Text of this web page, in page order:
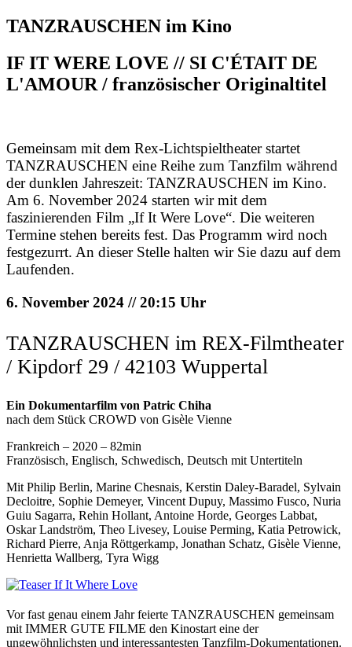
TANZRAUSCHEN im Kino
IF IT WERE LOVE // SI C'ÉTAIT DE
L'AMOUR / französischer Originaltitel
Gemeinsam mit dem Rex-Lichtspieltheater startet
TANZRAUSCHEN eine Reihe zum Tanzfilm während
der dunklen Jahreszeit: TANZRAUSCHEN im Kino.
Am 6. November 2024 starten wir mit dem
faszinierenden Film „If It Were Love“. Die weiteren
Termine stehen bereits fest. Das Programm wird noch
festgezurrt. An dieser Stelle halten wir Sie dazu auf dem
Laufenden.
6. November 2024 // 20:15 Uhr
TANZRAUSCHEN im REX-Filmtheater
/ Kipdorf 29 / 42103 Wuppertal
Ein Dokumentarfilm von Patric Chiha
nach dem Stück CROWD von Gisèle Vienne
Frankreich – 2020 – 82min
Französisch, Englisch, Schwedisch, Deutsch mit Untertiteln
Mit Philip Berlin, Marine Chesnais, Kerstin Daley-Baradel, Sylvain
Decloitre, Sophie Demeyer, Vincent Dupuy, Massimo Fusco, Nuria
Guiu Sagarra, Rehin Hollant, Antoine Horde, Georges Labbat,
Oskar Landström, Theo Livesey, Louise Perming, Katia Petrowick,
Richard Pierre, Anja Röttgerkamp, Jonathan Schatz, Gisèle Vienne,
Henrietta Wallberg, Tyra Wigg
Vor fast genau einem Jahr feierte TANZRAUSCHEN gemeinsam
mit IMMER GUTE FILME den Kinostart eine der
ungewöhnlichsten und interessantesten Tanzfilm-Dokumentationen.